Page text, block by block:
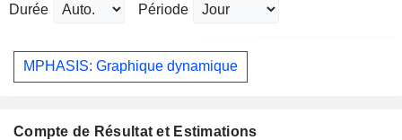
Durée Période
MPHASIS: Graphique dynamique
Compte de Résultat et Estimations